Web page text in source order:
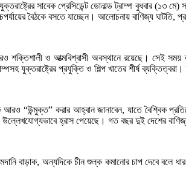
সাবেক প্রেসিডেন্ট ডোনাল্ড ট্রাম্প বুধবার (১৩
বৈঠকে বসতে যাচ্ছেন। আলোচনায় বাণিজ্য
ও আত্মবিশ্বাসী অবস্থানে রয়েছে। সেই সময়
যুক্তরাষ্ট্রের প্রযুক্তি ও শিল্প খাতের শীর্ষ
আরও “উন্মুক্ত” করার আহ্বান জানাবেন, যাতে বৈশ্বিক
উল্লেখযোগ্যভাবে হ্রাস পেয়েছে। গত বছর দুই দেশের
বাড়াক, অন্যদিকে চীন শুল্ক কমানোর চাপ দেবে বলে